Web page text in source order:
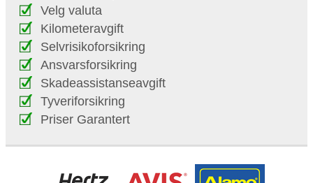
Velg valuta
Kilometeravgift
Selvrisikoforsikring
Ansvarsforsikring
Skadeassistanseavgift
Tyveriforsikring
Priser Garantert